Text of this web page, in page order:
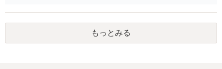
償請求も成立しない可能性があります。以上の理由から支払義務は否
定される可能性が高いです。ご参考にしてください。
もっとみる